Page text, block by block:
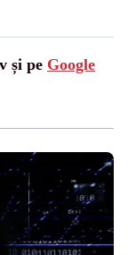
și pe Google